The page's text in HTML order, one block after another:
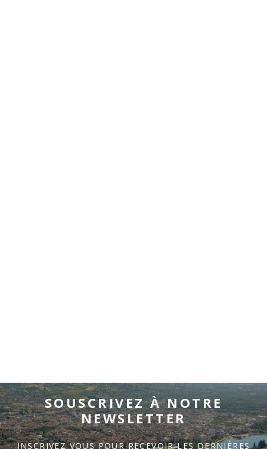
SOUSCRIVEZ À NOTRE
NEWSLETTER
INSCRIVEZ VOUS POUR RECEVOIR LES DERNIÈRES